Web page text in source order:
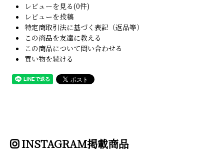
レビューを見る(0件)
レビューを投稿
特定商取引法に基づく表記（返品等）
この商品を友達に教える
この商品について問い合わせる
買い物を続ける
INSTAGRAM掲載商品